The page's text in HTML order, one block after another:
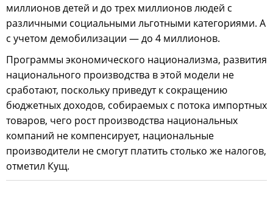
миллионов детей и до трех миллионов людей с
различными социальными льготными категориями. А
с учетом демобилизации — до 4 миллионов.
Программы экономического национализма, развития
национального производства в этой модели не
сработают, поскольку приведут к сокращению
бюджетных доходов, собираемых с потока импортных
товаров, чего рост производства национальных
компаний не компенсирует, национальные
производители не смогут платить столько же налогов,
отметил Кущ.